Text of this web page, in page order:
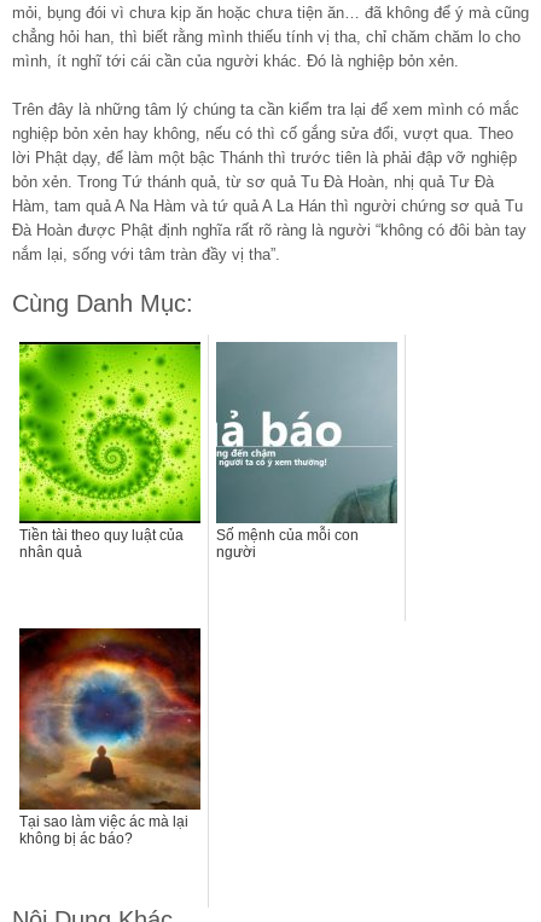
mỏi, bụng đói vì chưa kịp ăn hoặc chưa tiện ăn… đã không để ý mà cũng
chẳng hỏi han, thì biết rằng mình thiếu tính vị tha, chỉ chăm chăm lo cho
mình, ít nghĩ tới cái cần của người khác. Đó là nghiệp bỏn xẻn.
Trên đây là những tâm lý chúng ta cần kiểm tra lại để xem mình có mắc
nghiệp bỏn xẻn hay không, nếu có thì cố gắng sửa đổi, vượt qua. Theo
lời Phật dạy, để làm một bậc Thánh thì trước tiên là phải đập vỡ nghiệp
bỏn xẻn. Trong Tứ thánh quả, từ sơ quả Tu Đà Hoàn, nhị quả Tư Đà
Hàm, tam quả A Na Hàm và tứ quả A La Hán thì người chứng sơ quả Tu
Đà Hoàn được Phật định nghĩa rất rõ ràng là người “không có đôi bàn tay
nắm lại, sống với tâm tràn đầy vị tha”.
Cùng Danh Mục:
Tiền tài theo quy luật của
nhân quả
Số mệnh của mỗi con
người
Tại sao làm việc ác mà lại
không bị ác báo?